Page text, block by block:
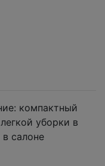
компактный
уборки в
в салоне